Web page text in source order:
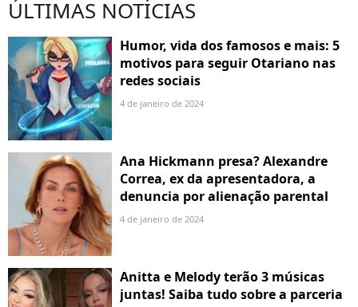
ÚLTIMAS NOTÍCIAS
Humor, vida dos famosos e mais: 5
motivos para seguir Otariano nas
redes sociais
4 de janeiro de 2024
Ana Hickmann presa? Alexandre
Correa, ex da apresentadora, a
denuncia por alienação parental
4 de janeiro de 2024
Anitta e Melody terão 3 músicas
juntas! Saiba tudo sobre a parceria